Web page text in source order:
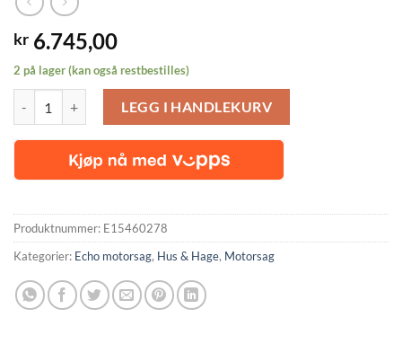
kr 6.745,00
2 på lager (kan også restbestilles)
LEGG I HANDLEKURV
Produktnummer: E15460278
Kategorier: Echo motorsag, Hus & Hage, Motorsag